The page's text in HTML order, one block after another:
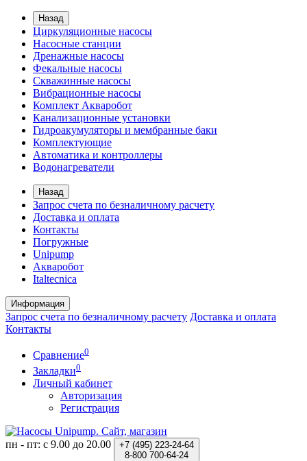
Назад
Циркуляционные насосы
Насосные станции
Дренажные насосы
Фекальные насосы
Скважинные насосы
Вибрационные насосы
Комплект Акваробот
Канализационные установки
Гидроакумуляторы и мембранные баки
Комплектующие
Автоматика и контроллеры
Водонагреватели
Назад
Запрос счета по безналичному расчету
Доставка и оплата
Контакты
Погружные
Unipump
Акваробот
Italtecnica
Информация
Запрос счета по безналичному расчету Доставка и оплата
Контакты
Сравнение0
Закладки0
Личный кабинет
Авторизация
Регистрация
пн - пт: с 9.00 до 20.00 +7 (495) 223-24-64
8-800 700-64-24